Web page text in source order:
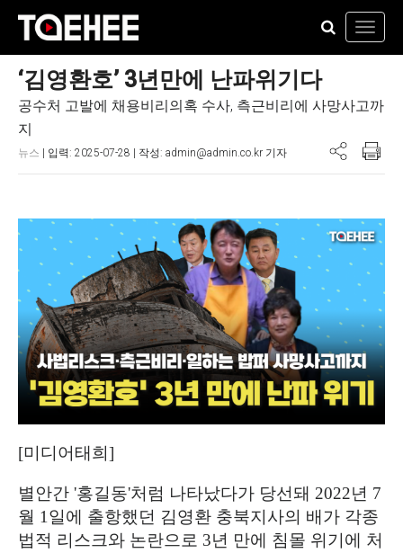
‘김영환호’ 3년만에 난파위기다
공수처 고발에 채용비리의혹 수사, 측근비리에 사망사고까
지
뉴스 | 입력: 2025-07-28 | 작성: admin@admin.co.kr 기자
[미디어태희]
별안간 '홍길동'처럼 나타났다가 당선돼 2022년 7
월 1일에 출항했던 김영환 충북지사의 배가 각종
법적 리스크와 논란으로 3년 만에 침몰 위기에 처